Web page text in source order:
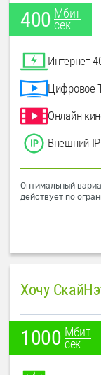
400 Мбит
сек
Интернет
Цифровое
Онлайн-
Внешний IP
Оптимальный
действует по
Хочу
1000 Мбит
сек